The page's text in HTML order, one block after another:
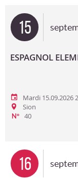
15
ESPAGNOL
Mardi 15.09.2026
Sion
N°
40
16